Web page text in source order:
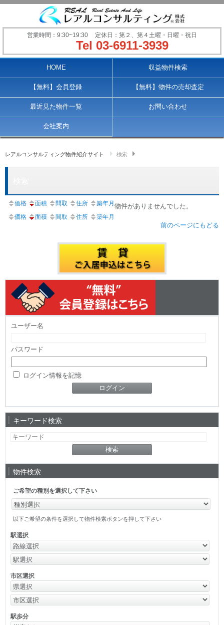
営業時間：9:30~19:30 定休日：第２、第４土曜・日曜・祝日
Tel 03-6911-3939
HOME 収益物件検索
【無料】会員登録 【無料】物件の売却査定
最近見た物件一覧 お問い合わせ
会社案内
レアルコンサルティング物件紹介サイト 検索
価格 面積 間取 住所 築年月 物件がありませんでした。
価格 面積 間取 住所 築年月
前のページにもどる
ユーザー名
パスワード
ログイン情報を記憶
キーワード検索
物件検索
ご希望の種別を選択して下さい
以下ご希望の条件を選択して物件検索ボタンを押して下さい
駅選択
市区選択
駅歩分